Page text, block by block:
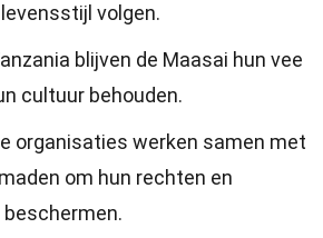
volgen.
blijven de Maasai hun vee
cultuur behouden.
organisaties werken samen met
om hun rechten en